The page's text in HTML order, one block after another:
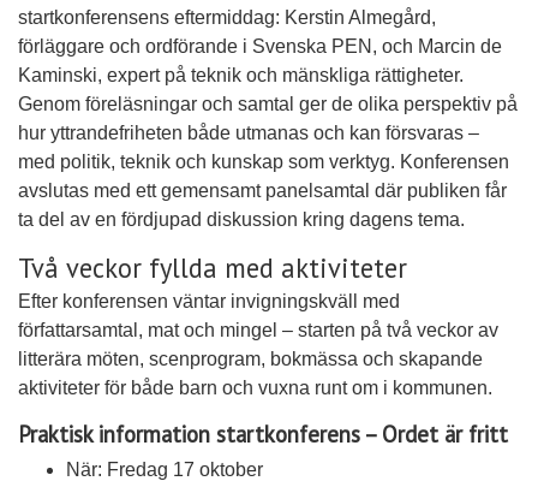
startkonferensens eftermiddag: Kerstin Almegård,
förläggare och ordförande i Svenska PEN, och Marcin de
Kaminski, expert på teknik och mänskliga rättigheter.
Genom föreläsningar och samtal ger de olika perspektiv på
hur yttrandefriheten både utmanas och kan försvaras –
med politik, teknik och kunskap som verktyg. Konferensen
avslutas med ett gemensamt panelsamtal där publiken får
ta del av en fördjupad diskussion kring dagens tema.
Två veckor fyllda med aktiviteter
Efter konferensen väntar invigningskväll med
författarsamtal, mat och mingel – starten på två veckor av
litterära möten, scenprogram, bokmässa och skapande
aktiviteter för både barn och vuxna runt om i kommunen.
Praktisk information startkonferens – Ordet är fritt
När: Fredag 17 oktober